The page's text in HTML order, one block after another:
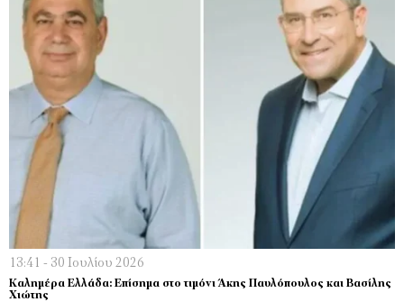
13:41 - 30 Ιουλίου 2026
Καλημέρα Ελλάδα: Επίσημα στο τιμόνι Άκης Παυλόπουλος και Βασίλης
Χιώτης